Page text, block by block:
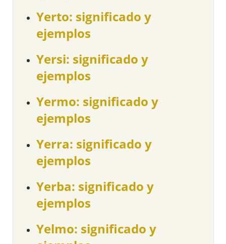
Yerto: significado y
ejemplos
Yersi: significado y
ejemplos
Yermo: significado y
ejemplos
Yerra: significado y
ejemplos
Yerba: significado y
ejemplos
Yelmo: significado y